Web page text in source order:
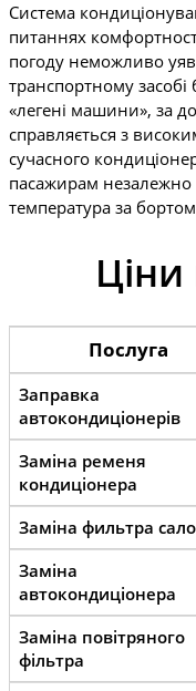
Система
питаннях
погоду неможливо
транспортному засобі
«легені машини», за
справляється з
сучасного
пасажирам незалежно
температура за
Ціни
Послуга
Заправка
автокондиціонерів
Заміна ременя
кондиціонера
Заміна фильтра
Заміна
автокондиціонера
Заміна повітряного
фільтра